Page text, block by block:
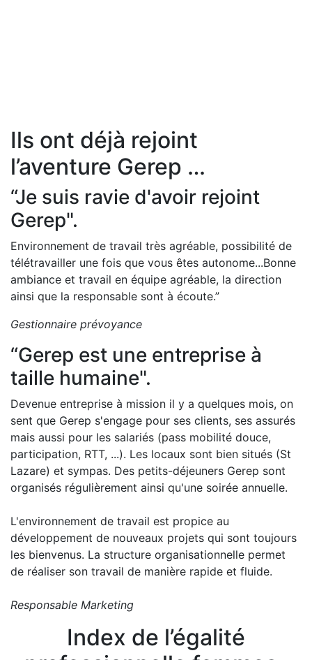
Ils ont déjà rejoint
l’aventure Gerep …
“Je suis ravie d'avoir rejoint
Gerep".
Environnement de travail très agréable, possibilité de
télétravailler une fois que vous êtes autonome...Bonne
ambiance et travail en équipe agréable, la direction
ainsi que la responsable sont à écoute.”
Gestionnaire prévoyance
“Gerep est une entreprise à
taille humaine".
Devenue entreprise à mission il y a quelques mois, on
sent que Gerep s'engage pour ses clients, ses assurés
mais aussi pour les salariés (pass mobilité douce,
participation, RTT, ...). Les locaux sont bien situés (St
Lazare) et sympas. Des petits-déjeuners Gerep sont
organisés régulièrement ainsi qu'une soirée annuelle.
L'environnement de travail est propice au
développement de nouveaux projets qui sont toujours
les bienvenus. La structure organisationnelle permet
de réaliser son travail de manière rapide et fluide.
Responsable Marketing
Index de l’égalité